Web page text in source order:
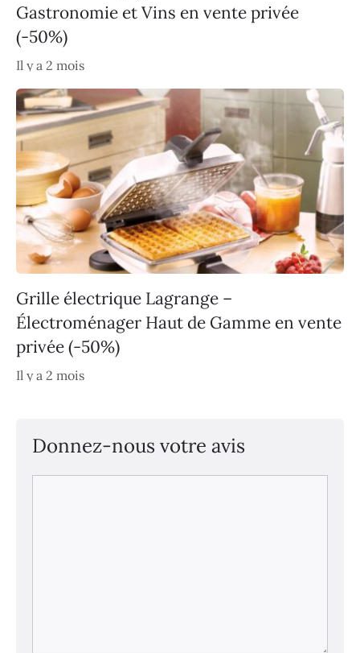
Gastronomie et Vins en vente privée
(-50%)
Il y a 2 mois
Grille électrique Lagrange –
Électroménager Haut de Gamme en vente
privée (-50%)
Il y a 2 mois
Donnez-nous votre avis